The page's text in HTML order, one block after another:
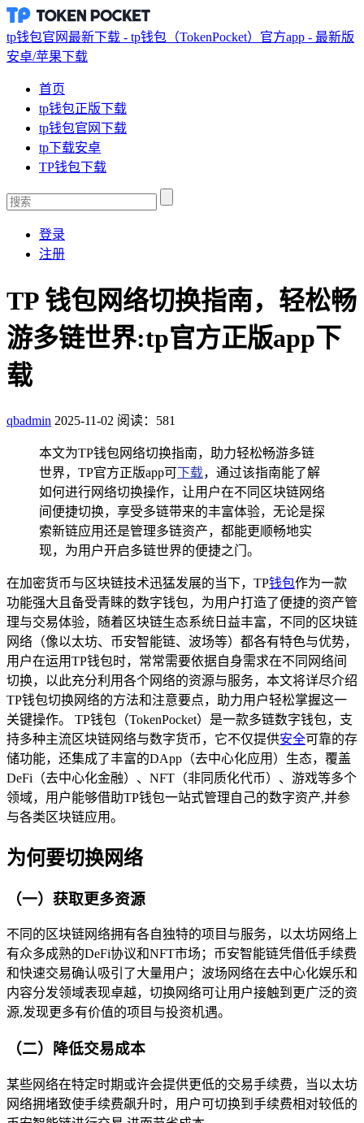
tp钱包官网最新下载 - tp钱包（TokenPocket）官方app - 最新版
安卓/苹果下载
首页
tp钱包正版下载
tp钱包官网下载
tp下载安卓
TP钱包下载
登录
注册
TP 钱包网络切换指南，轻松畅
游多链世界:tp官方正版app下
载
qbadmin 2025-11-02 阅读：581
本文为TP钱包网络切换指南，助力轻松畅游多链
世界，TP官方正版app可下载，通过该指南能了解
如何进行网络切换操作，让用户在不同区块链网络
间便捷切换，享受多链带来的丰富体验，无论是探
索新链应用还是管理多链资产，都能更顺畅地实
现，为用户开启多链世界的便捷之门。
在加密货币与区块链技术迅猛发展的当下，TP钱包作为一款
功能强大且备受青睐的数字钱包，为用户打造了便捷的资产管
理与交易体验，随着区块链生态系统日益丰富，不同的区块链
网络（像以太坊、币安智能链、波场等）都各有特色与优势，
用户在运用TP钱包时，常常需要依据自身需求在不同网络间
切换，以此充分利用各个网络的资源与服务，本文将详尽介绍
TP钱包切换网络的方法和注意要点，助力用户轻松掌握这一
关键操作。 TP钱包（TokenPocket）是一款多链数字钱包，支
持多种主流区块链网络与数字货币，它不仅提供安全可靠的存
储功能，还集成了丰富的DApp（去中心化应用）生态，覆盖
DeFi（去中心化金融）、NFT（非同质化代币）、游戏等多个
领域，用户能够借助TP钱包一站式管理自己的数字资产,并参
与各类区块链应用。
为何要切换网络
（一）获取更多资源
不同的区块链网络拥有各自独特的项目与服务，以太坊网络上
有众多成熟的DeFi协议和NFT市场；币安智能链凭借低手续费
和快速交易确认吸引了大量用户；波场网络在去中心化娱乐和
内容分发领域表现卓越，切换网络可让用户接触到更广泛的资
源,发现更多有价值的项目与投资机遇。
（二）降低交易成本
某些网络在特定时期或许会提供更低的交易手续费，当以太坊
网络拥堵致使手续费飙升时，用户可切换到手续费相对较低的